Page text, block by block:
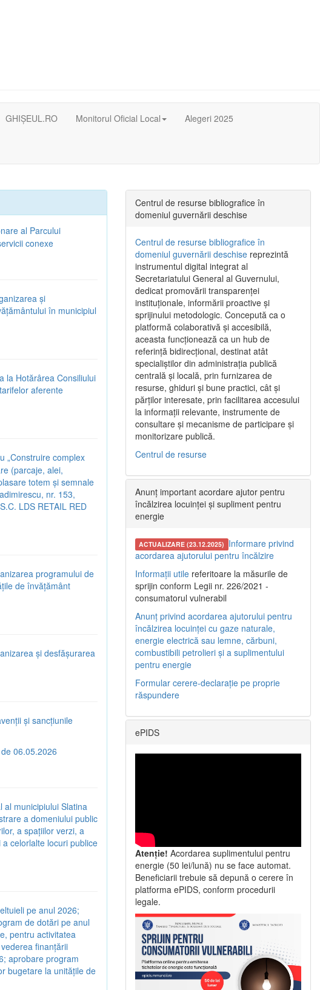
GHIȘEUL.RO Monitorul Oficial Local Alegeri 2025
al Parcului
conexe
și
în municipiul
la Hotărârea Consiliului
aferente
„Construire complex
(parcaje, alei,
totem și semnale
nr. 153,
LDS RETAIL RED
programului de
de învățământ
și desfășurarea
și sancțiunile
06.05.2026
municipiului Slatina
a domeniului public
a spațiilor verzi, a
celorlalte locuri publice
pe anul 2026;
de dotări pe anul
pentru activitatea
finanțării
aprobare program
bugetare la unitățile de
Centrul de resurse bibliografice în
domeniul guvernării deschise
Centrul de resurse bibliografice în
domeniul guvernării deschise reprezintă
instrumentul digital integrat al
Secretariatului General al Guvernului,
dedicat promovării transparenței
instituționale, informării proactive și
sprijinului metodologic. Concepută ca o
platformă colaborativă și accesibilă,
aceasta funcționează ca un hub de
referință bidirecțional, destinat atât
specialiștilor din administrația publică
centrală și locală, prin furnizarea de
resurse, ghiduri și bune practici, cât și
părților interesate, prin facilitarea accesului
la informații relevante, instrumente de
consultare și mecanisme de participare și
monitorizare publică.
Centrul de resurse
Anunț important acordare ajutor pentru
încălzirea locuinței și supliment pentru
energie
ACTUALIZARE (23.12.2025) Informare privind
acordarea ajutorului pentru încălzire
Informații utile referitoare la măsurile de
sprijin conform Legii nr. 226/2021 -
consumatorul vulnerabil
Anunț privind acordarea ajutorului pentru
încălzirea locuinței cu gaze naturale,
energie electrică sau lemne, cărbuni,
combustibili petrolieri și a suplimentului
pentru energie
Formular cerere-declarație pe proprie
răspundere
ePIDS
Atenție! Acordarea suplimentului pentru
energie (50 lei/lună) nu se face automat.
Beneficiarii trebuie să depună o cerere în
platforma ePIDS, conform procedurii
legale.